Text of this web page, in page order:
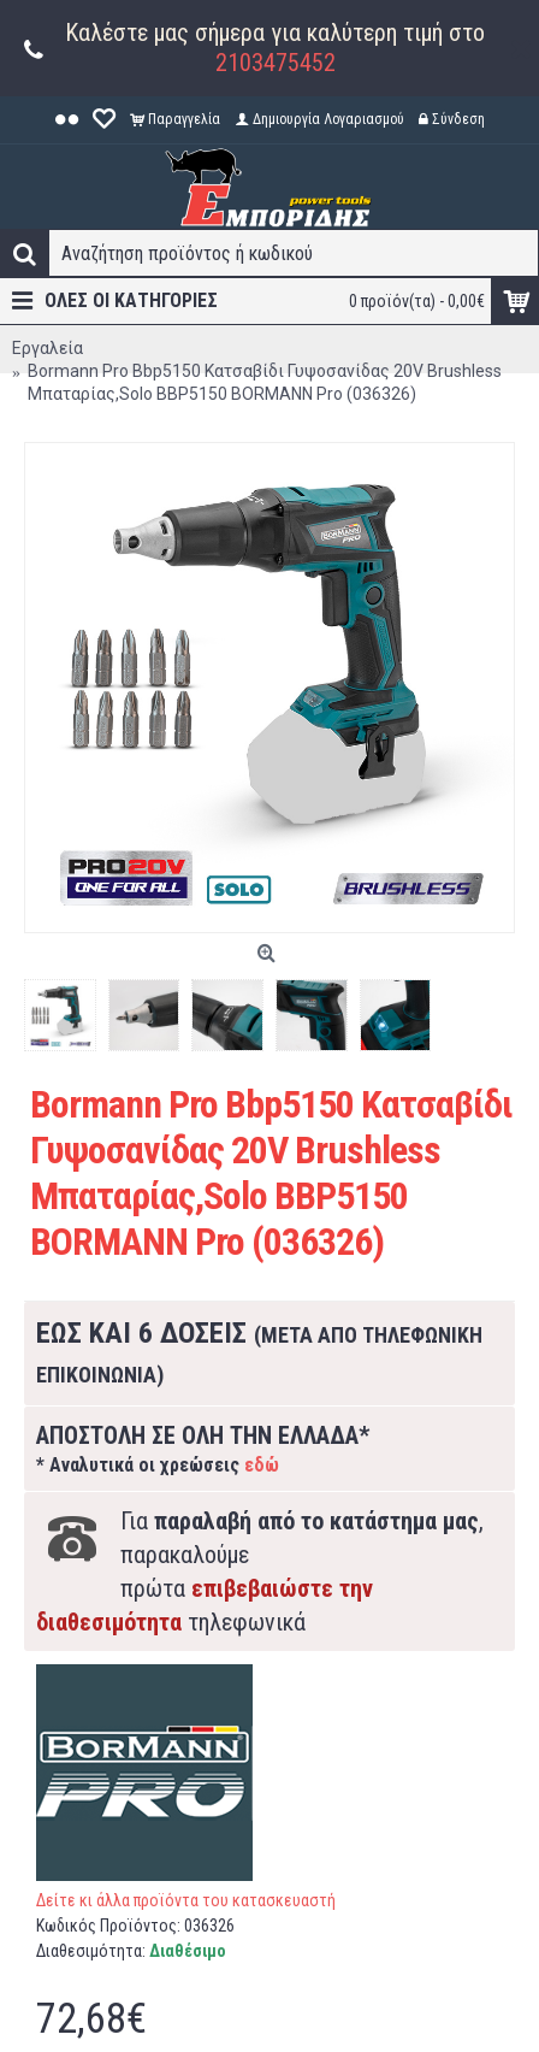
Καλέστε μας σήμερα για καλύτερη τιμή στο
2103475452
Παραγγελία Δημιουργία Λογαριασμού Σύνδεση
0 προϊόν(τα) - 0,00€
ΟΛΕΣ ΟΙ ΚΑΤΗΓΟΡΊΕΣ
Εργαλεία
Bormann Pro Bbp5150 Κατσαβίδι Γυψοσανίδας 20V Brushless
Μπαταρίας,Solo BBP5150 BORMANN Pro (036326)
Bormann Pro Bbp5150 Κατσαβίδι
Γυψοσανίδας 20V Brushless
Μπαταρίας,Solo BBP5150
BORMANN Pro (036326)
ΕΩΣ ΚΑΙ 6 ΔΟΣΕΙΣ (ΜΕΤΑ ΑΠΟ ΤΗΛΕΦΩΝΙΚΗ
ΕΠΙΚΟΙΝΩΝΙΑ)
ΑΠΟΣΤΟΛΗ ΣΕ ΟΛΗ ΤΗΝ ΕΛΛΑΔΑ*
* Αναλυτικά οι χρεώσεις εδώ
Για παραλαβή από το κατάστημα μας,
παρακαλούμε
πρώτα επιβεβαιώστε την
διαθεσιμότητα τηλεφωνικά
Δείτε κι άλλα προϊόντα του κατασκευαστή
Κωδικός Προϊόντος: 036326
Διαθεσιμότητα: Διαθέσιμο
72,68€